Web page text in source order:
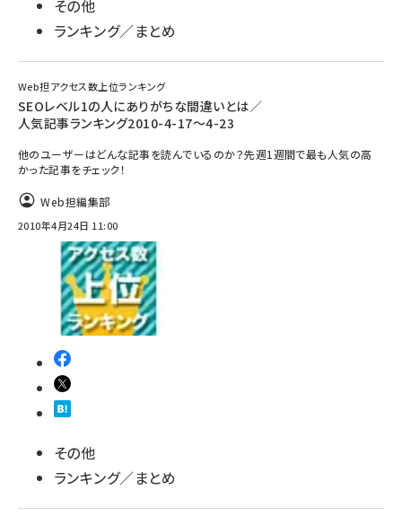
その他
ランキング／まとめ
Web担アクセス数上位ランキング
SEOレベル1の人にありがちな間違いとは／
人気記事ランキング2010-4-17～4-23
他のユーザーはどんな記事を読んでいるのか？先週1週間で最も人気の高
かった記事をチェック！
Web担編集部
2010年4月24日 11:00
その他
ランキング／まとめ